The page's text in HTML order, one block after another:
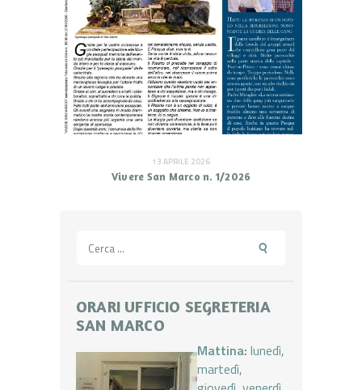
13 APRILE 2026
Vivere San Marco n. 1/2026
per:
ORARI UFFICIO SEGRETERIA
SAN MARCO
Mattina: lunedì,
martedì,